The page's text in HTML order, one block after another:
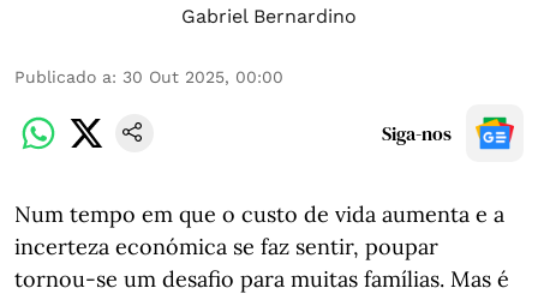
Gabriel Bernardino
Publicado a: 30 Out 2025, 00:00
Siga-nos
Num tempo em que o custo de vida aumenta e a
incerteza económica se faz sentir, poupar
tornou-se um desafio para muitas famílias. Mas é